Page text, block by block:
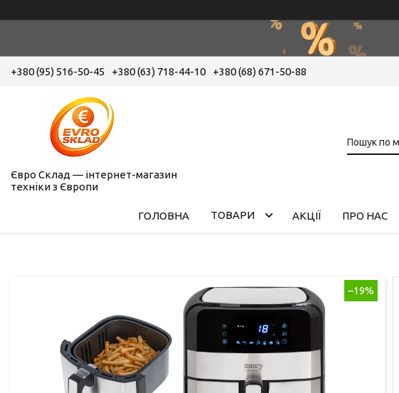
+380 (95) 516-50-45 +380 (63) 718-44-10 +380 (68) 671-50-88
Євро Склад — інтернет-магазин
техніки з Європи
ГОЛОВНА ТОВАРИ АКЦІЇ ПРО НАС
–19%